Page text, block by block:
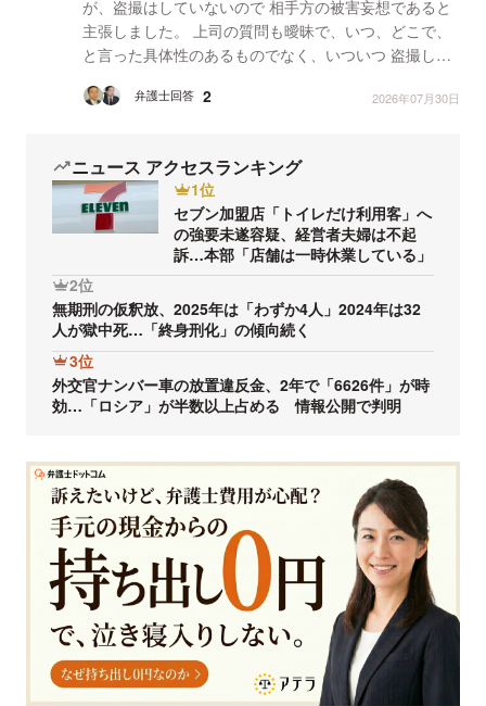
が、盗撮はしていないので 相手方の被害妄想であると
主張しました。 上司の質問も曖昧で、いつ、どこで、
と言った具体性のあるものでなく、いついつ 盗撮しま
弁護士回答 2 2026年07月30日
ニュース アクセスランキング
1位
セブン加盟店「トイレだけ利用客」へ
の強要未遂容疑、経営者夫婦は不起
訴…本部「店舗は一時休業している」
2位
無期刑の仮釈放、2025年は「わずか4人」2024年は32
人が獄中死…「終身刑化」の傾向続く
3位
外交官ナンバー車の放置違反金、2年で「6626件」が時
効…「ロシア」が半数以上占める 情報公開で判明